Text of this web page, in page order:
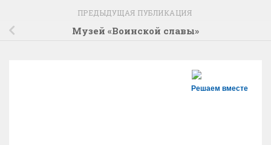
ПРЕДЫДУЩАЯ ПУБЛИКАЦИЯ
Музей «Воинской славы»
Решаем вместе